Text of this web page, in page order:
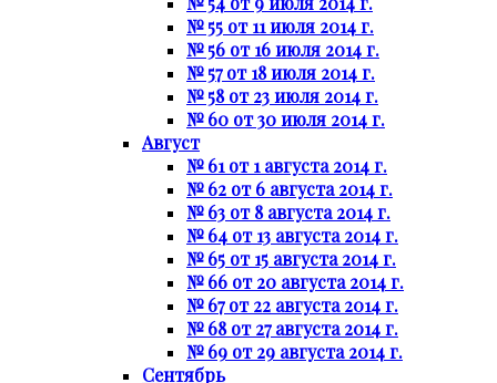
№ 55 от 11 июля 2014 г.
№ 56 от 16 июля 2014 г.
№ 57 от 18 июля 2014 г.
№ 58 от 23 июля 2014 г.
№ 60 от 30 июля 2014 г.
Август
№ 61 от 1 августа 2014 г.
№ 62 от 6 августа 2014 г.
№ 63 от 8 августа 2014 г.
№ 64 от 13 августа 2014 г.
№ 65 от 15 августа 2014 г.
№ 66 от 20 августа 2014 г.
№ 67 от 22 августа 2014 г.
№ 68 от 27 августа 2014 г.
№ 69 от 29 августа 2014 г.
Сентябрь